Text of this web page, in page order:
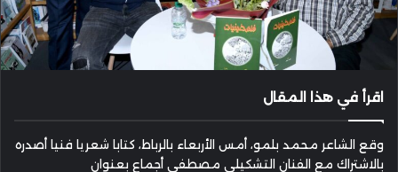
اقرأ في هذا المقال
وقع الشاعر محمد بلمو، أمس الأربعاء بالرباط، كتابا شعريا فنيا أصدره
بالاشتراك مع الفنان التشكيلي مصطفى أجماع بعنوان